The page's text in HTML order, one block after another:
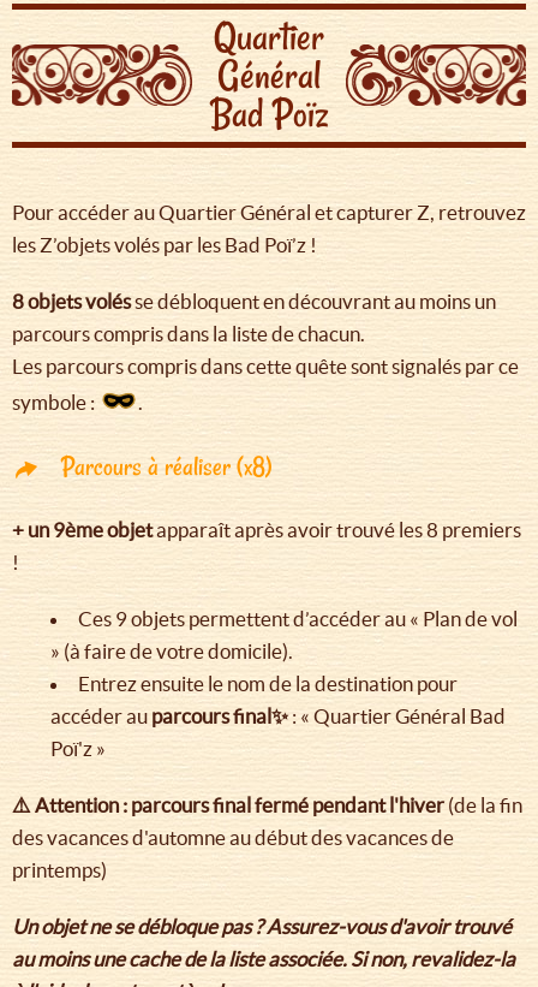
Quartier
Général
Bad Poïz
Pour accéder au Quartier Général et capturer Z, retrouvez
les Z’objets volés par les Bad Poï’z !
8 objets volésse débloquent en découvrant au moins un
parcours compris dans la liste de chacun.
Les parcours compris dans cette quête sont signalés par ce
symbole :
.
Parcours à réaliser (x8)
+ un 9ème objetapparaît après avoir trouvé les 8 premiers
!
Ces 9 objets permettent d’accéder au « Plan de vol
» (à faire de votre domicile).
Entrez ensuite le nom de la destination pour
accéder au parcours final✨: « Quartier Général Bad
Poï'z »
⚠️ Attention : parcours final fermé pendant l'hiver (de la fin
des vacances d'automne au début des vacances de
printemps)
Un objet ne se débloque pas ? Assurez-vous d'avoir trouvé
au moins une cache de la liste associée. Si non, revalidez-la